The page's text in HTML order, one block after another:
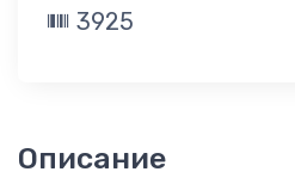
3925
Описание